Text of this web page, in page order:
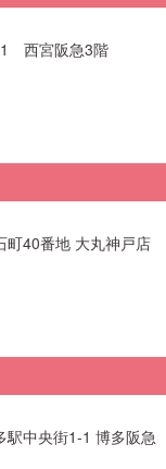
1 西宮阪急3階
町40番地 大丸神戸店
駅中央街1-1 博多阪急